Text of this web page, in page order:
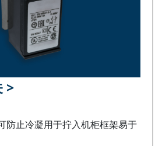
>
防止冷凝用于拧入机柜框架易于